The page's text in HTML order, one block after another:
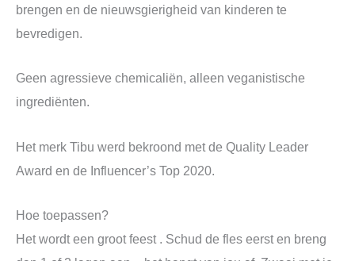
brengen en de nieuwsgierigheid van kinderen te
bevredigen.
Geen agressieve chemicaliën, alleen veganistische
ingrediënten.
Het merk Tibu werd bekroond met de Quality Leader
Award en de Influencer’s Top 2020.
Hoe toepassen?
Het wordt een groot feest . Schud de fles eerst en breng